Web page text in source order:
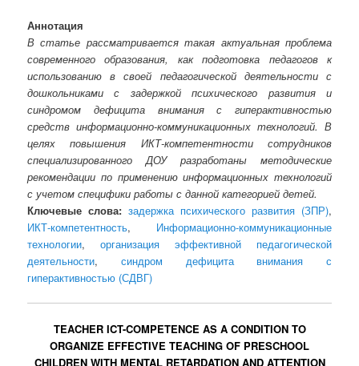
Аннотация
В статье рассматривается такая актуальная проблема
современного образования, как подготовка педагогов к
использованию в своей педагогической деятельности с
дошкольниками с задержкой психического развития и
синдромом дефицита внимания с гиперактивностью
средств информационно-коммуникационных технологий. В
целях повышения ИКТ-компетентности сотрудников
специализированного ДОУ разработаны методические
рекомендации по применению информационных технологий
с учетом специфики работы с данной категорией детей.
Ключевые слова: задержка психического развития (ЗПР),
ИКТ-компетентность, Информационно-коммуникационные
технологии,организация эффективной педагогической
деятельности, синдром дефицита внимания с
гиперактивностью (СДВГ)
TEACHER ICT-COMPETENCE AS A CONDITION TO
ORGANIZE EFFECTIVE TEACHING OF PRESCHOOL
CHILDREN WITH MENTAL RETARDATION AND ATTENTION